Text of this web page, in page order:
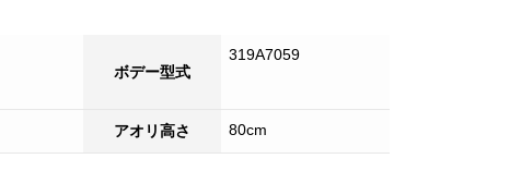
■ 日本全国、登録納車が可能です！試乗も
可能ですので、お気軽にご来店ください！
す。ぜひお気軽にご相談ください。
ボデー型式
319A7059
アオリ高さ 80cm